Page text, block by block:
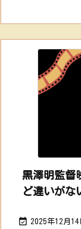
黒澤明監督
ど違いがな
 2025年12月14